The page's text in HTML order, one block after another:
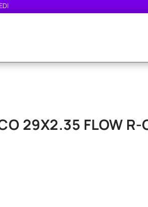
GRATUITA - CONSEGNA 24/48 ORE -
29X2.35 FLOW R-